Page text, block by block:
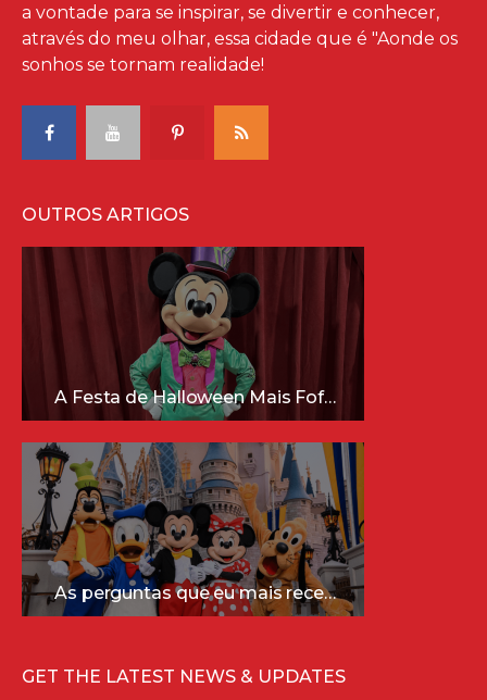
a vontade para se inspirar, se divertir e conhecer,
através do meu olhar, essa cidade que é "Aonde os
sonhos se tornam realidade!
OUTROS ARTIGOS
A Festa de Halloween Mais Fofa da Disney Está Chegando!
As perguntas que eu mais recebo sobre a Disney (e as respostas mais sinceras!)
GET THE LATEST NEWS & UPDATES